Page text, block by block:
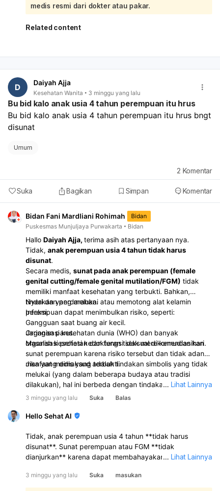
tapi tidak berbau bisa saja masih normal, tetapi kalau
disertai gatal, perih, berubah warna, atau makin banyak,
perlu diperiksa karena bisa ada infeksi atau gangguan
terus-menerus, cairan tidak biasa, demam, atau nyeri
medis resmi dari dokter atau pakar.
Related content
D Daiyah Ajja
Kesehatan Wanita 3 minggu yang lalu
Bu bid kalo anak usia 4 tahun perempuan itu hrus
Bu bid kalo anak usia 4 tahun perempuan itu hrus bngt
disunat
Umum
Suka Bagikan Simpan Komentar
2 Komentar
Bidan Fani Mardliani Rohimah
Bidan
Puskesmas Munjuljaya Purwakarta
Bidan
Hallo Daiyah Ajja, terima asih atas pertanyaan nya.
Tidak, anak perempuan usia 4 tahun tidak harus
disunat.
Secara medis, sunat pada anak perempuan (female
genital cutting/female genital mutilation/FGM) tidak
memiliki manfaat kesehatan yang terbukti. Bahkan,
tindakan yang melukai atau memotong alat kelamin
perempuan dapat menimbulkan risiko, seperti:
Nyeri dan perdarahan.
Infeksi.
Gangguan saat buang air kecil.
Jaringan parut.
Masalah kesehatan dan fungsi seksual di kemudian hari.
Organisasi kesehatan dunia (WHO) dan banyak
organisasi profesi kedokteran tidak merekomendasikan
sunat perempuan karena risiko tersebut dan tidak adanya
manfaat medis yang terbukti.
Jika yang dimaksud adalah tindakan simbolis yang tidak
melukai (yang dalam beberapa budaya atau tradisi
dilakukan), hal ini berbeda dengan tindakan yang
memotong atau melukai jaringan. Namun, dari sudut
sunat pada anak perempuan.
... Lihat Lainnya
3 minggu yang lalu Suka Balas
Hello Sehat AI
Tidak, anak perempuan usia 4 tahun **tidak harus
disunat**. Sunat perempuan atau FGM **tidak
dianjurkan** karena dapat membahayakan kesehatan
menimbulkan nyeri, perdarahan, infeksi, trauma
psikologis, bahkan komplikasi serius:
... Lihat Lainnya
3 minggu yang lalu Suka masukan